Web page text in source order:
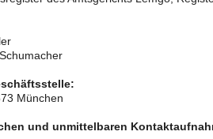
München
und unmittelbaren